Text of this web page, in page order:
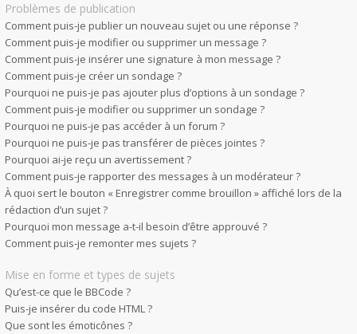
Problèmes de publication
Comment puis-je publier un nouveau sujet ou une réponse ?
Comment puis-je modifier ou supprimer un message ?
Comment puis-je insérer une signature à mon message ?
Comment puis-je créer un sondage ?
Pourquoi ne puis-je pas ajouter plus d’options à un sondage ?
Comment puis-je modifier ou supprimer un sondage ?
Pourquoi ne puis-je pas accéder à un forum ?
Pourquoi ne puis-je pas transférer de pièces jointes ?
Pourquoi ai-je reçu un avertissement ?
Comment puis-je rapporter des messages à un modérateur ?
À quoi sert le bouton « Enregistrer comme brouillon » affiché lors de la
rédaction d’un sujet ?
Pourquoi mon message a-t-il besoin d’être approuvé ?
Comment puis-je remonter mes sujets ?
Mise en forme et types de sujets
Qu’est-ce que le BBCode ?
Puis-je insérer du code HTML ?
Que sont les émoticônes ?